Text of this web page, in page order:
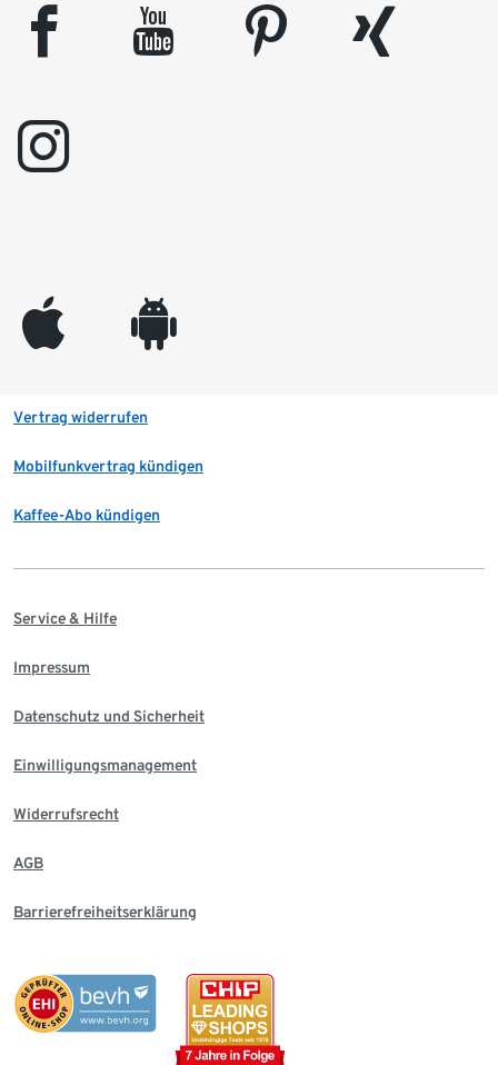
facebook youtube pinterest
xing
instagram
appleinc android
Vertrag widerrufen
Mobilfunkvertrag kündigen
Kaffee-Abo kündigen
Service & Hilfe
Impressum
Datenschutz und Sicherheit
Einwilligungsmanagement
Widerrufsrecht
AGB
Barrierefreiheitserklärung